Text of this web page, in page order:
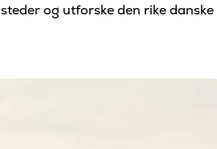
og utforske den rike danske